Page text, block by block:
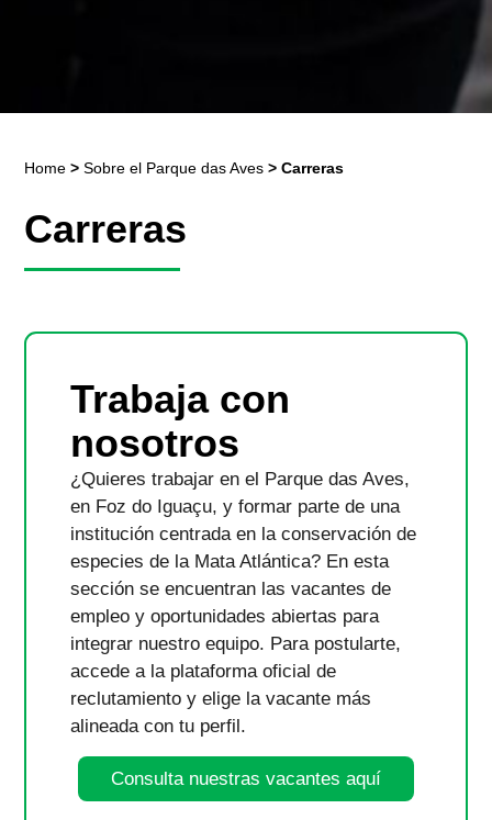
Home >Sobre el Parque das Aves >Carreras
Carreras
Trabaja con
nosotros
¿Quieres trabajar en el Parque das Aves,
en Foz do Iguaçu, y formar parte de una
institución centrada en la conservación de
especies de la Mata Atlántica? En esta
sección se encuentran las vacantes de
empleo y oportunidades abiertas para
integrar nuestro equipo. Para postularte,
accede a la plataforma oficial de
reclutamiento y elige la vacante más
alineada con tu perfil.
Consulta nuestras vacantes aquí